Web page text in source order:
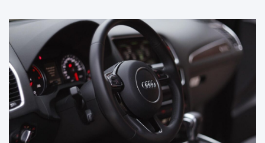
ł
w
n
a
k
o
m
o